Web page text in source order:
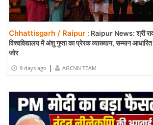
Chhattisgarh / Raipur : Raipur News: श्री
विश्वविद्यालय में अंशु गुप्ता का प्रेरक व्याख्यान, सम्मान
जोर
9 days ago | AGCNN TEAM